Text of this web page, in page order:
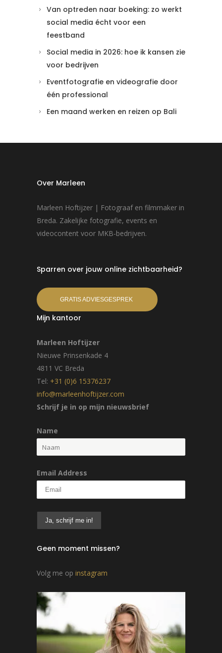
Van optreden naar boeking: zo werkt
social media écht voor een
feestband
Social media in 2026: hoe ik kansen zie
voor bedrijven
Eventfotografie en videografie door
één professional
Een maand werken en reizen op Bali
Over Marleen
Marleen Hoftijzer | Fotograaf en filmmaker in
Breda. Zakelijke fotografie, events en
videocontent voor MKB-bedrijven.
Sparren over jouw online zichtbaarheid?
GRATIS ADVIESGESPREK
Mijn kantoor
Marleen Hoftijzer
Nieuwe Prinsenkade 4
4811 VC Breda
Tel: +31 (0)6 15376237
info@marleenhoftijzer.com
Schrijf je in op mijn nieuwsbrief
Name
Email Address
Geen moment missen?
Volg me op instagram